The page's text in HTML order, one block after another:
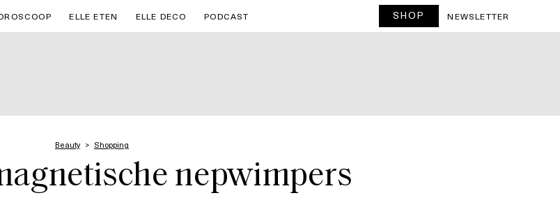
ELLE ETEN ELLE DECO PODCAST SHOP NEWSLETTER
Beauty Shopping
nepwimpers